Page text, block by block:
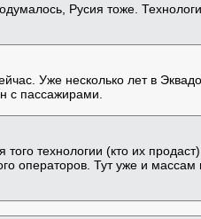
Русия тоже.
Уже несколько лет в
с пассажирами.
технологии (кто их
операторов. Тут уже и